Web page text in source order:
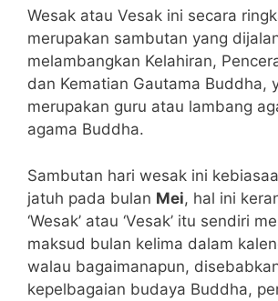
Wesak atau Vesak ini secara
merupakan sambutan yang
melambangkan Kelahiran,
dan Kematian Gautama Buddha,
merupakan guru atau lambang
agama Buddha.
Sambutan hari wesak ini
jatuh pada bulan Mei, hal ini
‘Wesak’ atau ‘Vesak’ itu sendiri
maksud bulan kelima dalam
walau bagaimanapun,
kepelbagaian budaya Buddha,